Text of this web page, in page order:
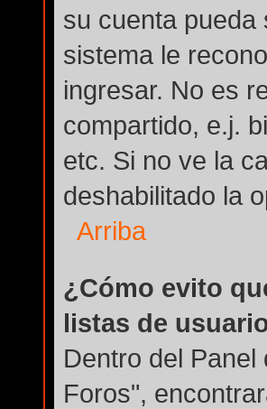
su cuenta pueda
sistema le
ingresar. No es
compartido, e.j.
etc. Si no ve la
deshabilitado la
Arriba
¿Cómo evito
listas de
Dentro del
Foros",